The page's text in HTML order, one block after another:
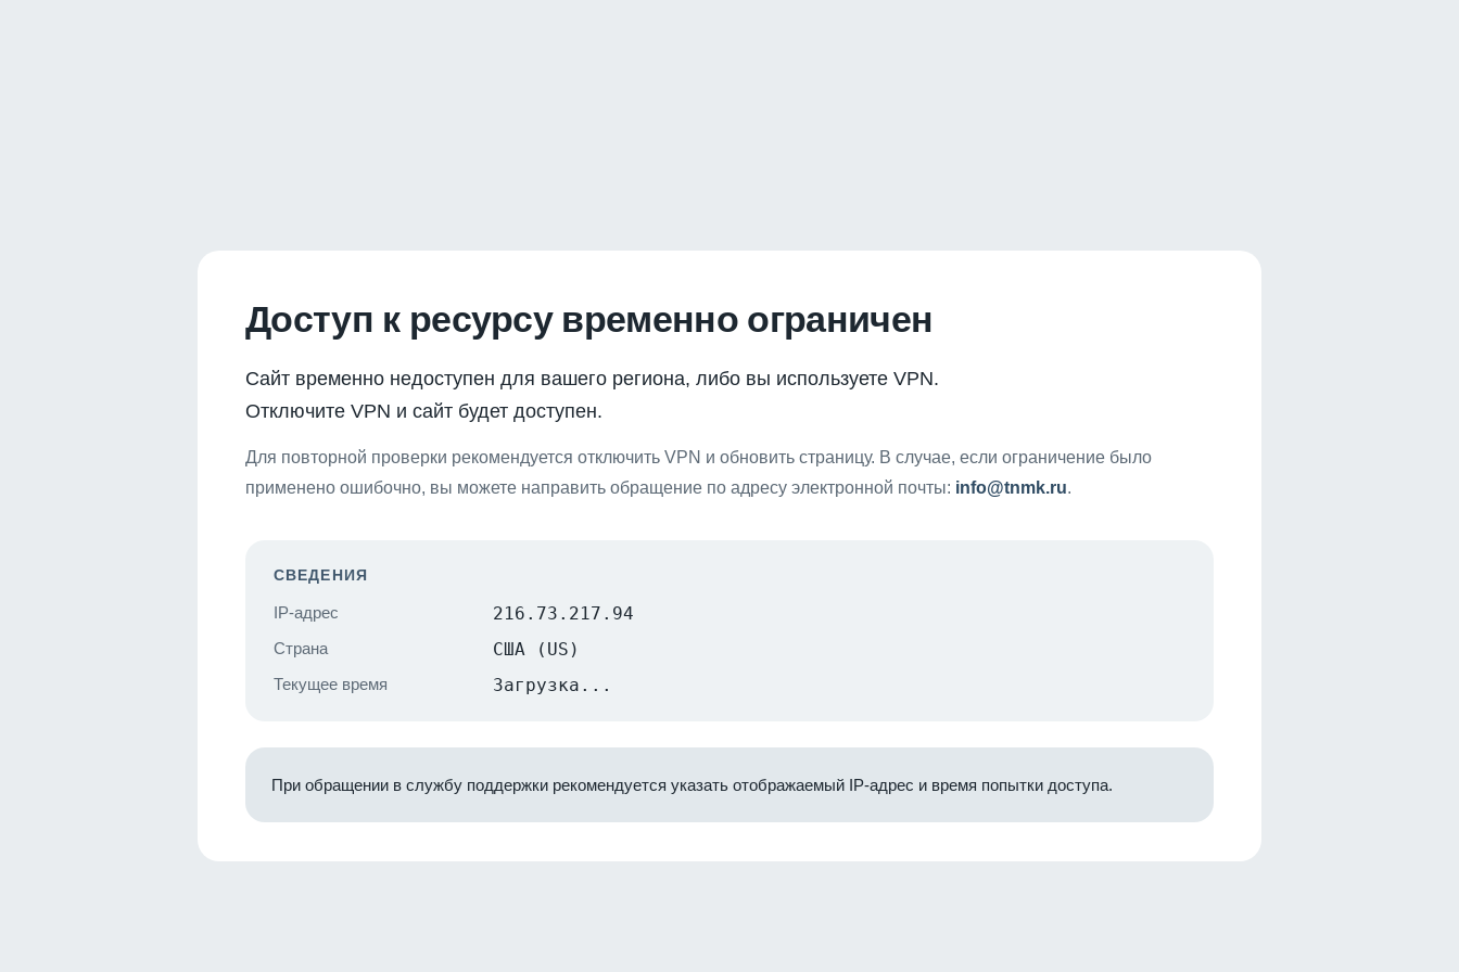
Доступ к ресурсу временно ограничен
Сайт временно недоступен для вашего региона, либо вы используете VPN.
Отключите VPN и сайт будет доступен.
Для повторной проверки рекомендуется отключить VPN и обновить страницу. В случае, если ограничение было
применено ошибочно, вы можете направить обращение по адресу электронной почты: info@tnmk.ru.
СВЕДЕНИЯ
IP-адрес 216.73.217.94
Страна США (US)
Текущее время Загрузка...
При обращении в службу поддержки рекомендуется указать отображаемый IP-адрес и время попытки доступа.